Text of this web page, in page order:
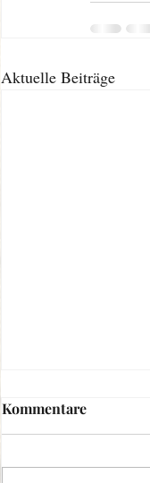
Aktuelle Beiträge
Kommentare